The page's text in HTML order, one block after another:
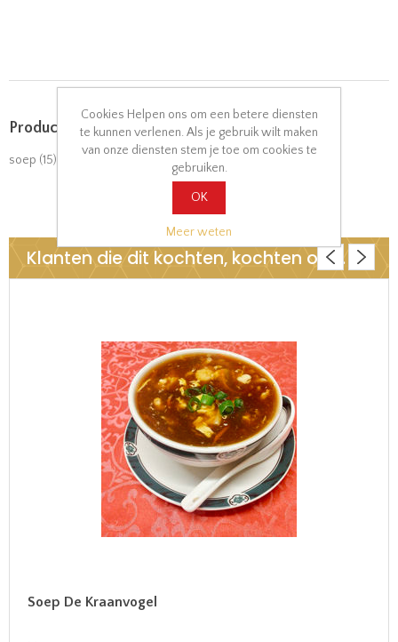
Product tags
soep (15)
Klanten die dit kochten, kochten ook..
Soep De Kraanvogel
Cookies Helpen ons om een betere diensten
te kunnen verlenen. Als je gebruik wilt maken
van onze diensten stem je toe om cookies te
gebruiken.
OK
Meer weten